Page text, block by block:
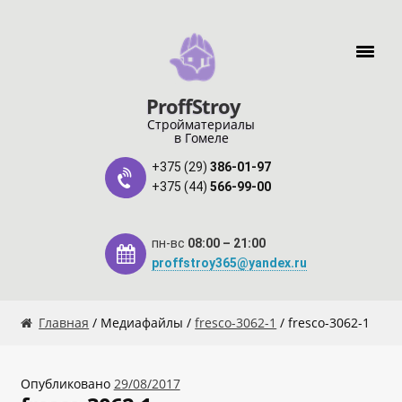
Перейти к содержимому
ProffStroy
Стройматериалы
в Гомеле
+375 (29) 386-01-97
+375 (44) 566-99-00
пн-вс 08:00 – 21:00
proffstroy365@yandex.ru
Главная
Главная / Медиафайлы /fresco-3062-1 / fresco-3062-1
Опубликовано 29/08/2017